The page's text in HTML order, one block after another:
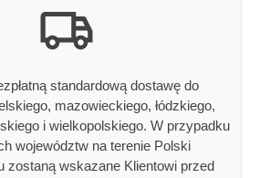
standardową dostawę do
mazowieckiego, łódzkiego,
i wielkopolskiego. W przypadku
województw na terenie Polski
zostaną wskazane Klientowi przed